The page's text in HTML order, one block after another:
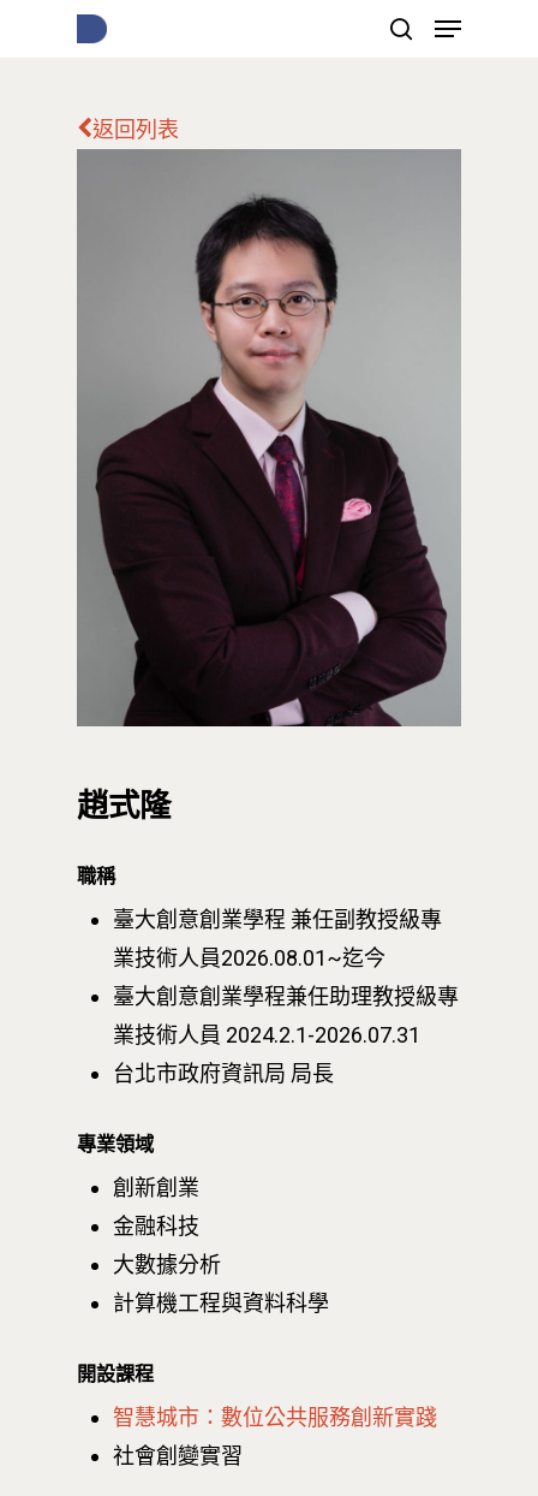
按下Enter開始搜尋，或Esc關閉跳窗
返回列表
趙式隆
職稱
臺大創意創業學程 兼任副教授級專
業技術人員2026.08.01~迄今
臺大創意創業學程兼任助理教授級專
業技術人員 2024.2.1-2026.07.31
台北市政府資訊局 局長
專業領域
創新創業
金融科技
大數據分析
計算機工程與資料科學
開設課程
智慧城市：數位公共服務創新實踐
社會創變實習